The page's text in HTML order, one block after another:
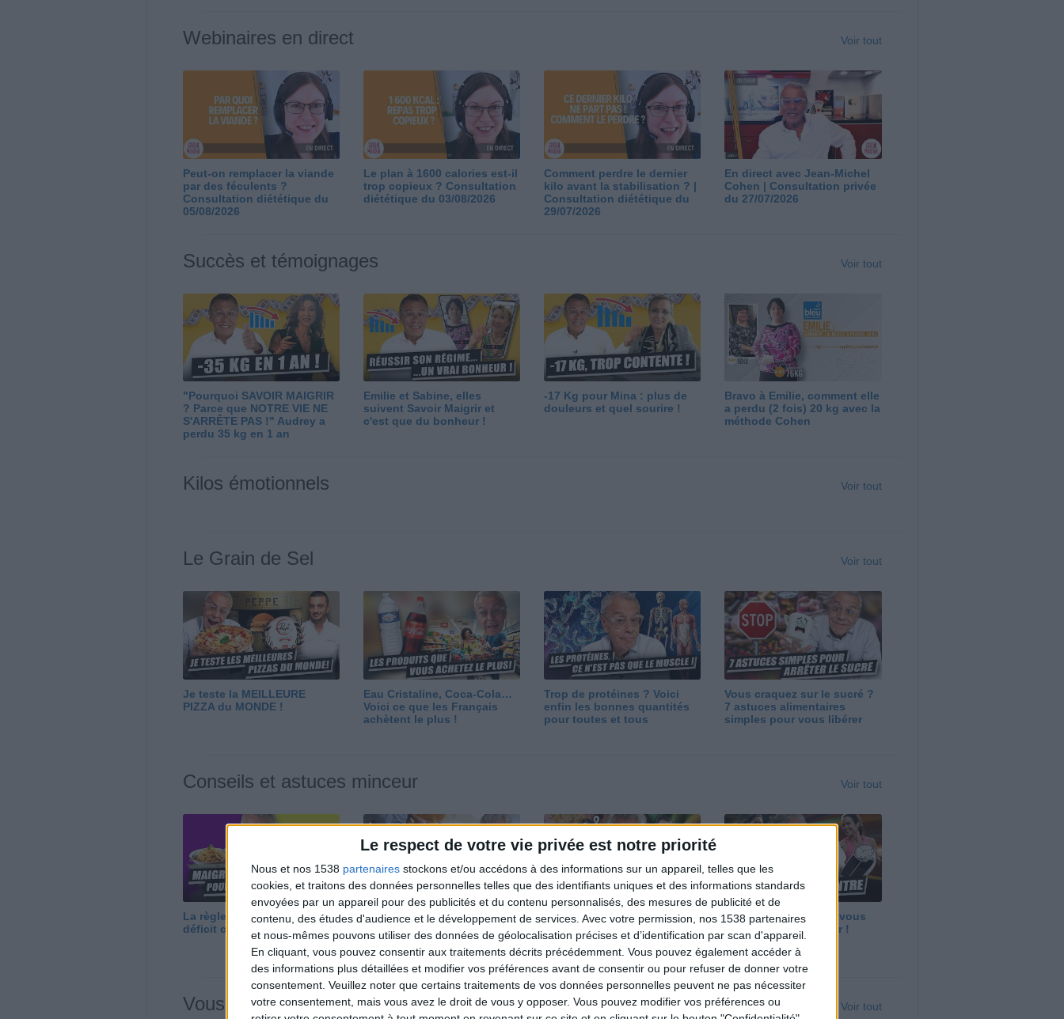
Le respect de votre vie privée est notre priorité
Nous et nos 1538 partenaires stockons et/ou accédons à des informations sur un appareil, telles que les
cookies, et traitons des données personnelles telles que des identifiants uniques et des informations standards
envoyées par un appareil pour des publicités et du contenu personnalisés, des mesures de publicité et de
contenu, des études d'audience et le développement de services. Avec votre permission, nos 1538 partenaires
et nous-mêmes pouvons utiliser des données de géolocalisation précises et d’identification par scan d'appareil.
En cliquant, vous pouvez consentir aux traitements décrits précédemment. Vous pouvez également accéder à
des informations plus détaillées et modifier vos préférences avant de consentir ou pour refuser de donner votre
consentement. Veuillez noter que certains traitements de vos données personnelles peuvent ne pas nécessiter
votre consentement, mais vous avez le droit de vous y opposer. Vous pouvez modifier vos préférences ou
Webinaires en direct Voir tout
Peut-on remplacer la viande
par des féculents ?
Consultation diététique du
05/08/2026
Le plan à 1600 calories est-il
trop copieux ? Consultation
diététique du 03/08/2026
Comment perdre le dernier
kilo avant la stabilisation ? |
Consultation diététique du
29/07/2026
En direct avec Jean-Michel
Cohen | Consultation privée
du 27/07/2026
Succès et témoignages Voir tout
"Pourquoi SAVOIR MAIGRIR
? Parce que NOTRE VIE NE
S'ARRÊTE PAS !" Audrey a
perdu 35 kg en 1 an
Emilie et Sabine, elles
suivent Savoir Maigrir et
c'est que du bonheur !
-17 Kg pour Mina : plus de
douleurs et quel sourire !
Bravo à Emilie, comment elle
a perdu (2 fois) 20 kg avec la
méthode Cohen
Kilos émotionnels Voir tout
Le Grain de Sel Voir tout
Je teste la MEILLEURE
PIZZA du MONDE !
Eau Cristaline, Coca-Cola…
Voici ce que les Français
achètent le plus !
Trop de protéines ? Voici
enfin les bonnes quantités
pour toutes et tous
Vous craquez sur le sucré ?
7 astuces alimentaires
simples pour vous libérer
Conseils et astuces minceur Voir tout
La règle N°1 pour maigrir : le
déficit calorique
Perdre 10 kg : ma méthode
est imparable
Et après la perte de poids ?
Je fais comment ?
Maigrir vite ? Ce que vous
devez vraiment savoir !
Vous m'avez demandé Voir tout